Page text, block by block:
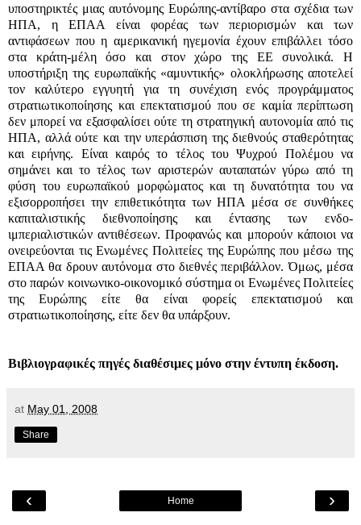
υποστηρικτές μιας αυτόνομης Ευρώπης-αντίβαρο στα σχέδια των
ΗΠΑ, η ΕΠΑΑ είναι φορέας των περιορισμών και των
αντιφάσεων που η αμερικανική ηγεμονία έχουν επιβάλλει τόσο
στα κράτη-μέλη όσο και στον χώρο της ΕΕ συνολικά. Η
υποστήριξη της ευρωπαϊκής «αμυντικής» ολοκλήρωσης αποτελεί
τον καλύτερο εγγυητή για τη συνέχιση ενός προγράμματος
στρατιωτικοποίησης και επεκτατισμού που σε καμία περίπτωση
δεν μπορεί να εξασφαλίσει ούτε τη στρατηγική αυτονομία από τις
ΗΠΑ, αλλά ούτε και την υπεράσπιση της διεθνούς σταθερότητας
και ειρήνης. Είναι καιρός το τέλος του Ψυχρού Πολέμου να
σημάνει και το τέλος των αριστερών αυταπατών γύρω από τη
φύση του ευρωπαϊκού μορφώματος και τη δυνατότητα του να
εξισορροπήσει την επιθετικότητα των ΗΠΑ μέσα σε συνθήκες
καπιταλιστικής διεθνοποίησης και έντασης των ενδο-
ιμπεριαλιστικών αντιθέσεων. Προφανώς και μπορούν κάποιοι να
ονειρεύονται τις Ενωμένες Πολιτείες της Ευρώπης που μέσω της
ΕΠΑΑ θα δρουν αυτόνομα στο διεθνές περιβάλλον. Όμως, μέσα
στο παρών κοινωνικο-οικονομικό σύστημα οι Ενωμένες Πολιτείες
της Ευρώπης είτε θα είναι φορείς επεκτατισμού και
στρατιωτικοποίησης, είτε δεν θα υπάρξουν.
Βιβλιογραφικές πηγές διαθέσιμες μόνο στην έντυπη έκδοση.
at May 01, 2008
Share
‹ ›
Home